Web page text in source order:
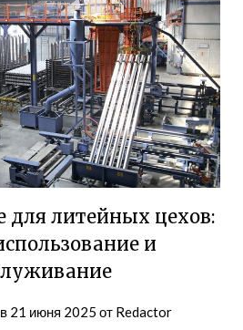
для литейных цехов:
и
21 июня 2025 от Redactor